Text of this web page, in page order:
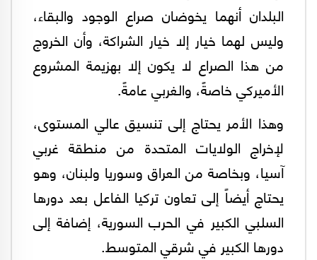
البلدان أنهما يخوضان صراع الوجود والبقاء،
وليس لهما خيار إلا خيار الشراكة، وأن الخروج
من هذا الصراع لا يكون إلا بهزيمة المشروع
الأميركي خاصةً، والغربي عامةً.
وهذا الأمر يحتاج إلى تنسيق عالي المستوى،
لإخراج الولايات المتحدة من منطقة غربي
آسيا، وبخاصة من العراق وسوريا ولبنان، وهو
يحتاج أيضاً إلى تعاون تركيا الفاعل بعد دورها
السلبي الكبير في الحرب السورية، إضافة إلى
دورها الكبير في شرقي المتوسط.